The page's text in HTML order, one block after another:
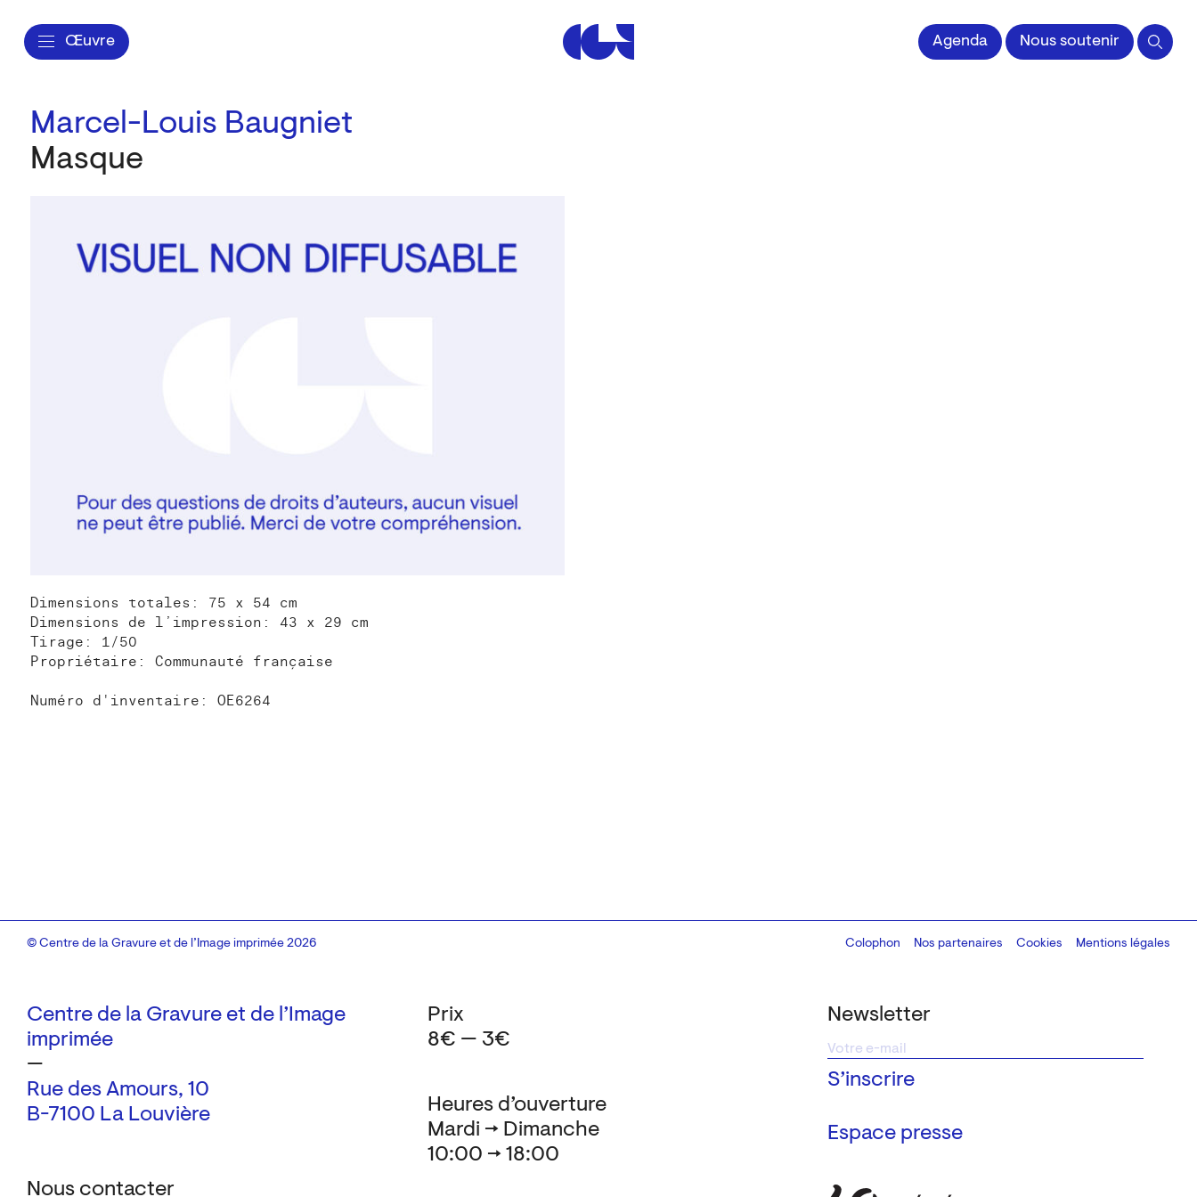
Œuvre Centre de la Gravure et de l'Image impriméeAgenda Nous soutenir
Marcel-Louis Baugniet
Masque
Dimensions totales: 75 x 54 cm
Dimensions de l’impression: 43 x 29 cm
Tirage: 1/50
Propriétaire: Communauté française
Numéro d'inventaire: OE6264
Centre de la Gravure et de l’Image
imprimée
—
Rue des Amours, 10
B-7100 La Louvière
Nous contacter
Newsletter
Espace presse
Heures d’ouverture
Mardi → Dimanche
10:00 → 18:00
Prix
8€ — 3€
© Centre de la Gravure et de l’Image imprimée 2026 Colophon
Design:Marcel Kaczmarek, code:8080.studio
Nos partenaires Cookies Mentions légales